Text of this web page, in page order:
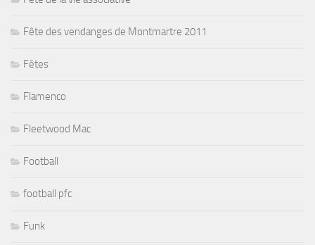
Fête des vendanges de Montmartre 2011
Fêtes
Flamenco
Fleetwood Mac
Football
football pfc
Funk